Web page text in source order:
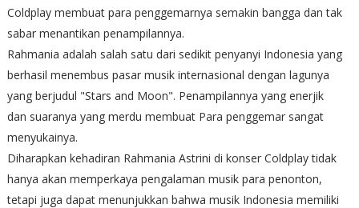
Coldplay membuat para penggemarnya semakin bangga dan tak
sabar menantikan penampilannya.
Rahmania adalah salah satu dari sedikit penyanyi Indonesia yang
berhasil menembus pasar musik internasional dengan lagunya
yang berjudul "Stars and Moon". Penampilannya yang enerjik
dan suaranya yang merdu membuat Para penggemar sangat
menyukainya.
Diharapkan kehadiran Rahmania Astrini di konser Coldplay tidak
hanya akan memperkaya pengalaman musik para penonton,
tetapi juga dapat menunjukkan bahwa musik Indonesia memiliki